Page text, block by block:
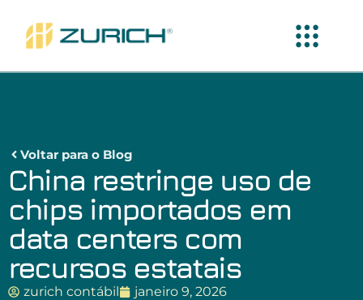
Voltar para o Blog
China restringe uso de
chips importados em
data centers com
recursos estatais
zurich contábil janeiro 9, 2026